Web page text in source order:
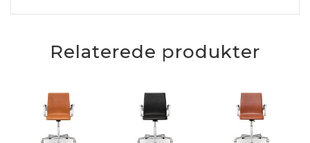
Relaterede produkter